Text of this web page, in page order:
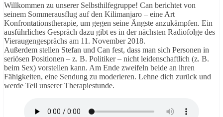
Willkommen zu unserer Selbsthilfegruppe! Can berichtet von
seinem Sommerausflug auf den Kilimanjaro – eine Art
Konfrontationstherapie, um gegen seine Ängste anzukämpfen. Ein
ausführliches Gespräch dazu gibt es in der nächsten Radiofolge des
Vieraugengesprächs am 11. November 2018.
Außerdem stellen Stefan und Can fest, dass man sich Personen in
seriösen Positionen – z. B. Politiker – nicht leidenschaftlich (z. B.
beim Sex) vorstellen kann. Am Ende zweifeln beide an ihren
Fähigkeiten, eine Sendung zu moderieren. Lehne dich zurück und
werde Teil unserer Therapiestunde.